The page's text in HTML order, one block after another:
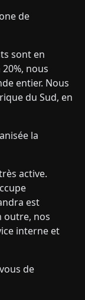
de
sont en
nous
entier. Nous
du Sud, en
la
active.
est
outre, nos
interne et
de